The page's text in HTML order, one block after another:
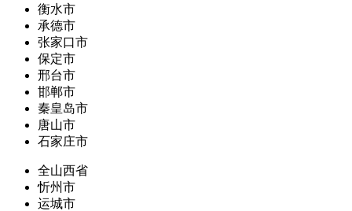
衡水市
承德市
张家口市
保定市
邢台市
邯郸市
秦皇岛市
唐山市
石家庄市
全山西省
忻州市
运城市